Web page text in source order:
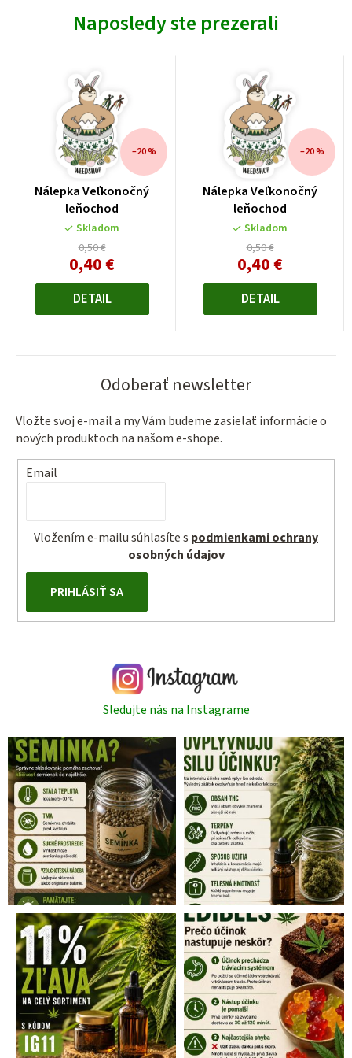
Naposledy ste prezerali
Nálepka Veľkonočný
leňochod
Skladom
0,50 €
–20 %
0,40 €
DETAIL
Nálepka Veľkonočný
leňochod
Skladom
0,50 €
–20 %
0,40 €
DETAIL
Odoberať newsletter
Vložte svoj e-mail a my Vám budeme zasielať informácie o
nových produktoch na našom e-shope.
Email
Vložením e-mailu súhlasíte s podmienkami ochrany
osobných údajov
PRIHLÁSIŤ SA
Sledujte nás na Instagrame